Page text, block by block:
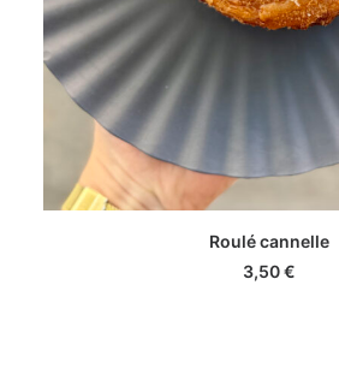
AJOUTER AU PANIER
Roulé cannelle
3,50€